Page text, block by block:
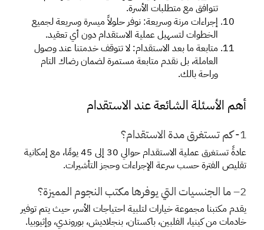
تتوافق مع متطلبات الأسرة.
إجراءات مرنة وسريعة: نوفر حلولاً ميسرة وسريعة لجميع
الخطوات لتسهيل عملية الاستقدام دون أي تعقيد.
متابعة ما بعد الاستقدام: لا تتوقف خدمتنا عند وصول
وراحة بالك.
أهم الأسئلة الشائعة عند الاستقدام
1- كم تستغرق مدة الاستقدام؟
عادةً تستغرق عملية الاستقدام حوالي 30 إلى 45 يومًا، مع إمكانية
تقليص الفترة حسب سرعة الإجراءات وحجز التأشيرات.
2– ما الجنسيات التي يوفرها مكتب النجوم المميزة؟
خادمات من كينيا، الفلبين، باكستان، بنجلاديش، بوروندي، وإثيوبيا.